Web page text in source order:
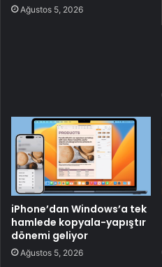
Ağustos 5, 2026
iPhone’dan Windows’a tek
hamlede kopyala-yapıştır
dönemi geliyor
Ağustos 5, 2026